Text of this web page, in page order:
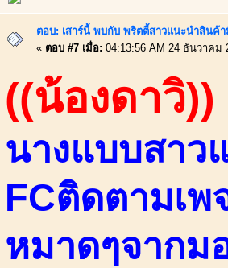
ตอบ: เสาร์นี้ พบกับ พริตตี้สาวแนะนำสินค้
« ตอบ #7 เมื่อ: 04:13:56 AM 24 ธันวาคม
((น้องดาวิ))
นางแบบสาว
FCติดตามเพ
หมาดๆจากม